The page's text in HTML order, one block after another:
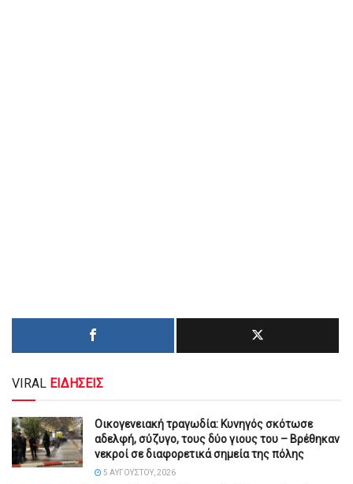
VIRAL ΕΙΔΗΣΕΙΣ
Οικογενειακή τραγωδία: Κυνηγός σκότωσε
αδελφή, σύζυγο, τους δύο γιους του – Βρέθηκαν
νεκροί σε διαφορετικά σημεία της πόλης
5 ΑΥΓΟΎΣΤΟΥ, 2026